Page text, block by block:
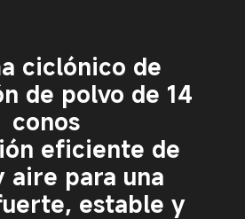
ciclónico de
de polvo de 14
conos
eficiente de
aire para una
estable y